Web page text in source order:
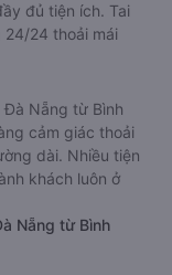
đủ tiện ích. Tai
24/24 thoải mái
Nẵng từ Bình
cảm giác thoải
dài. Nhiều tiện
khách luôn ở
Nẵng từ Bình